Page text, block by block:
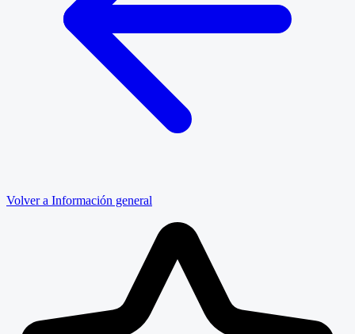
Volver a Información general